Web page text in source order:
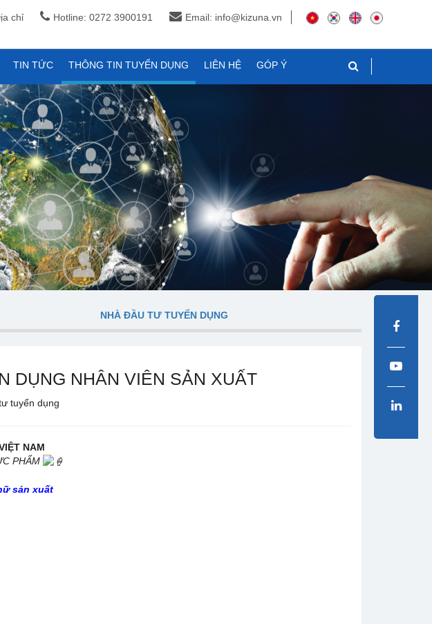
chỉ Hotline: 0272 3900191 Email: info@kizuna.vn
TIN TỨC THÔNG TIN TUYỂN DỤNG LIÊN HỆ GÓP Ý
NHÀ ĐẦU TƯ TUYỂN DỤNG
DỤNG NHÂN VIÊN SẢN XUẤT
tuyển dụng
NAM
PHẨM
sản xuất